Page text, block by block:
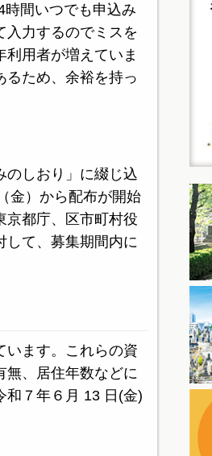
間いつでも申込み
入力するのでミスを
用者が増えていま
るため、余裕を持っ
のしおり」に綴じ込
金）から配布が開始
京都庁、区市町村役
して、募集期間内に
います。これらの資
無、居住年数などに
和７年６月 13 日(金)